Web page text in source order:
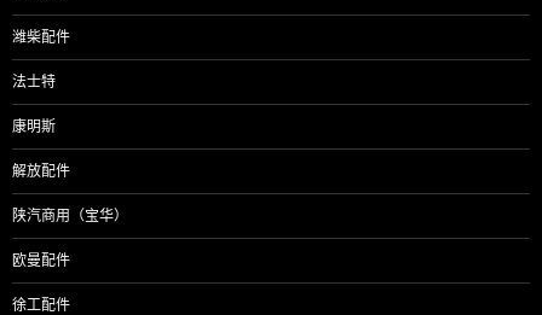
潍柴配件
法士特
康明斯
解放配件
陕汽商用（宝华）
欧曼配件
徐工配件